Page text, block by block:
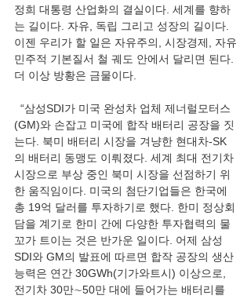
정희 대통령 산업화의 결실이다. 세계를 향하
는 길이다. 자유, 독립 그리고 성장의 길이다.
이젠 우리가 할 일은 자유주의, 시장경제, 자유
민주적 기본질서 철 궤도 안에서 달리면 된다.
더 이상 방황은 금물이다.
(GM)와 손잡고 미국에 합작 배터리 공장을 짓
는다. 북미 배터리 시장을 겨냥한 현대차-SK
의 배터리 동맹도 이뤄졌다. 세계 최대 전기차
시장으로 부상 중인 북미 시장을 선점하기 위
한 움직임이다. 미국의 첨단기업들은 한국에
총 19억 달러를 투자하기로 했다. 한미 정상회
담을 계기로 한미 간에 다양한 투자협력의 물
꼬가 트이는 것은 반가운 일이다. 어제 삼성
SDI와 GM의 발표에 따르면 합작 공장의 생산
능력은 연간 30GWh(기가와트시) 이상으로,
전기차 30만∼50만 대에 들어가는 배터리를